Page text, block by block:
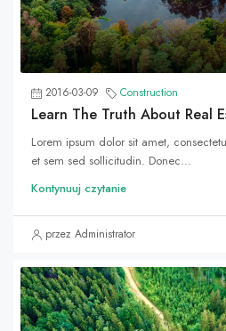
2016-03-09 Construction
Learn The Truth About Real
Lorem ipsum dolor sit amet,
et sem sed sollicitudin. Donec...
Kontynuuj czytanie
przez Administrator